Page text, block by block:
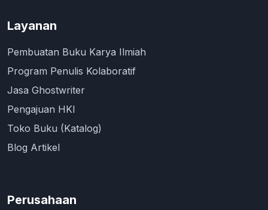
Layanan
Pembuatan Buku Karya Ilmiah
Program Penulis Kolaboratif
Jasa Ghostwriter
Pengajuan HKI
Toko Buku (Katalog)
Blog Artikel
Perusahaan